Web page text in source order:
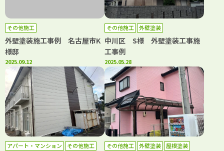
その他施工
外壁塗装施工事例 名古屋市K
様邸
2025.09.12
その他施工 外壁塗装
中川区 S様 外壁塗装工事施
工事例
2025.05.28
アパート・マンション
その他施工
その他施工 外壁塗装 屋根塗装